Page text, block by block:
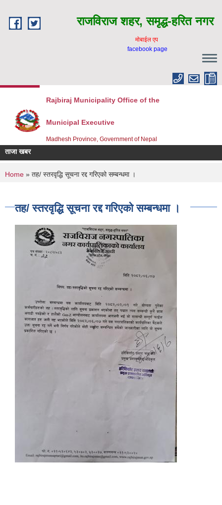
राजविराज शहर, समृद्ध-हरित नगर
माेबाईल एप
facebook page
Rajbiraj Municipality Office of the
Municipal Executive
Madhesh Province, Government of Nepal
ताजा खबर
You are here
Home » तह/ स्तरवृद्धि सूचना रद्द गरिएको सम्बन्धमा ।
तह/ स्तरवृद्धि सूचना रद्द गरिएको सम्बन्धमा ।